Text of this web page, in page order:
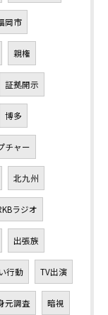
岡市
親権
証拠開示
博多
チャー
北九州
ラジオ
出張族
行動 TV出演
元調査 暗視